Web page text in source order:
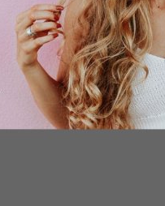
1 2 3